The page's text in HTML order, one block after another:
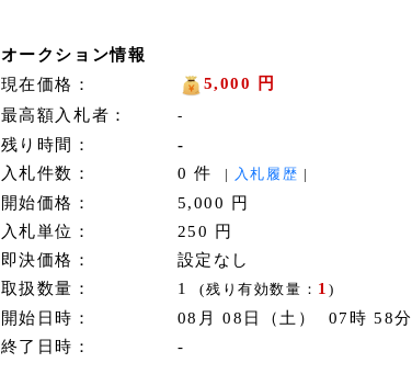
オークション情報
現在価格：
5,000 円
最高額入札者：
-
残り時間：
-
入札件数：
0 件 | 入札履歴 |
開始価格：
5,000 円
入札単位：
250 円
即決価格：
設定なし
取扱数量：
1(残り有効数量： 1 )
開始日時：
08月 08日（土） 07時 58分
終了日時：
-